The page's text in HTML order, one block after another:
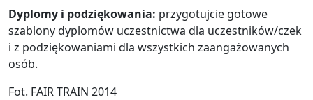
Dyplomy i podziękowania: przygotujcie gotowe
szablony dyplomów uczestnictwa dla uczestników/czek
i z podziękowaniami dla wszystkich zaangażowanych
osób.
Fot. FAIR TRAIN 2014